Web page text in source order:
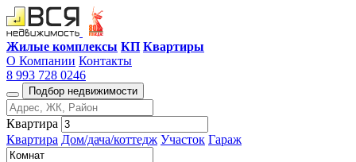
Жилые комплексы КП Квартиры
О Компании Контакты
8 993 728 0246
Подбор недвижимости
Квартира
Квартира Дом/дача/коттедж Участок Гараж